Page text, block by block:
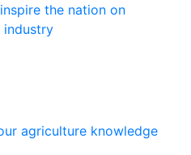
the nation on
industry
agriculture knowledge